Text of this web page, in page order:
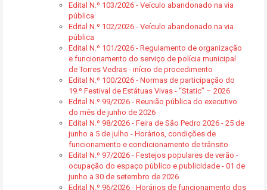
Edital N.º 103/2026 - Veículo abandonado na via
pública
Edital N.º 102/2026 - Veículo abandonado na via
pública
Edital N.º 101/2026 - Regulamento de organização
e funcionamento do serviço de polícia municipal
de Torres Vedras - início de procedimento
Edital N.º 100/2026 - Normas de participação do
19.º Festival de Estátuas Vivas - “Static” – 2026
Edital N.º 99/2026 - Reunião pública do executivo
do mês de junho de 2026
Edital N.º 98/2026 - Feira de São Pedro 2026 - 25 de
junho a 5 de julho - Horários, condições de
funcionamento e condicionamento de trânsito
Edital N.º 97/2026 - Festejos populares de verão -
ocupação do espaço público e publicidade - 01 de
junho a 30 de setembro de 2026
Edital N.º 96/2026 - Horários de funcionamento dos